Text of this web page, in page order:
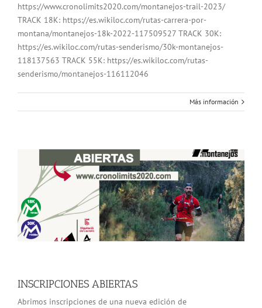
https://www.cronolimits2020.com/montanejos-trail-2023/
TRACK 18K: https://es.wikiloc.com/rutas-carrera-por-
montana/montanejos-18k-2022-117509527 TRACK 30K:
https://es.wikiloc.com/rutas-senderismo/30k-montanejos-
118137563 TRACK 55K: https://es.wikiloc.com/rutas-
senderismo/montanejos-116112046
Más información
INSCRIPCIONES ABIERTAS
Abrimos inscripciones de una nueva edición de